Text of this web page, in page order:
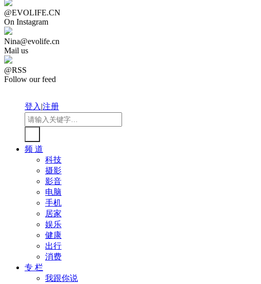
@EVOLIFE.CN
On Instagram
Nina@evolife.cn
Mail us
@RSS
Follow our feed
登入|注册
频 道
科技
摄影
影音
电脑
手机
居家
娱乐
健康
出行
消费
专 栏
我跟你说